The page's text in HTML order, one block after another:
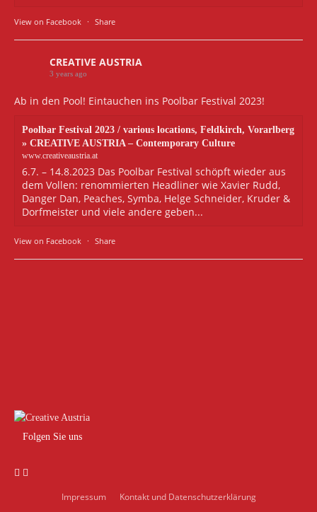
View on Facebook · Share
CREATIVE AUSTRIA
3 years ago
Ab in den Pool! Eintauchen ins Poolbar Festival 2023!
Poolbar Festival 2023 / various locations, Feldkirch, Vorarlberg
» CREATIVE AUSTRIA – Contemporary Culture
www.creativeaustria.at
6.7. – 14.8.2023 Das Poolbar Festival schöpft wieder aus
dem Vollen: renommierten Headliner wie Xavier Rudd,
Danger Dan, Peaches, Symba, Helge Schneider, Kruder &
Dorfmeister und viele andere geben...
View on Facebook · Share
Folgen Sie uns
Impressum Kontakt und Datenschutzerklärung